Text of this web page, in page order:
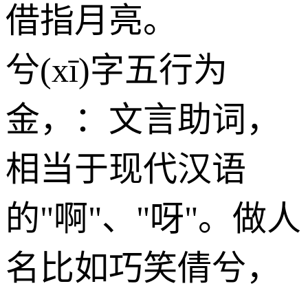
借指月亮。
兮(xī)字五行为
金，：文言助词，
相当于现代汉语
的"啊"、"呀"。做人
名比如巧笑倩兮，